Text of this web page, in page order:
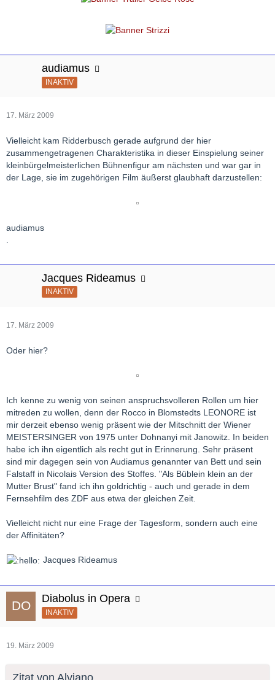
audiamus
INAKTIV
17. März 2009
Vielleicht kam Ridderbusch gerade aufgrund der hier
zusammengetragenen Charakteristika in dieser Einspielung seiner
kleinbürgelmeisterlichen Bühnenfigur am nächsten und war gar in
der Lage, sie im zugehörigen Film äußerst glaubhaft darzustellen:
audiamus
Jacques Rideamus
INAKTIV
17. März 2009
Oder hier?
Ich kenne zu wenig von seinen anspruchsvolleren Rollen um hier
mitreden zu wollen, denn der Rocco in Blomstedts LEONORE ist
mir derzeit ebenso wenig präsent wie der Mitschnitt der Wiener
MEISTERSINGER von 1975 unter Dohnanyi mit Janowitz. In beiden
habe ich ihn eigentlich als recht gut in Erinnerung. Sehr präsent
sind mir dagegen sein von Audiamus genannter van Bett und sein
Falstaff in Nicolais Version des Stoffes. "Als Büblein klein an der
Mutter Brust" fand ich ihn goldrichtig - auch und gerade in dem
Fernsehfilm des ZDF aus etwa der gleichen Zeit.
Vielleicht nicht nur eine Frage der Tagesform, sondern auch eine
der Affinitäten?
Jacques Rideamus
Diabolus in Opera
INAKTIV
19. März 2009